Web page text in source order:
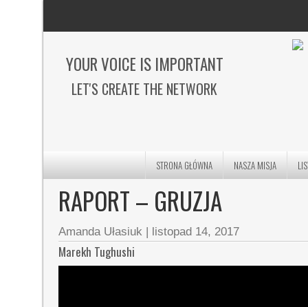
YOUR VOICE IS IMPORTANT
LET'S CREATE THE NETWORK
STRONA GŁÓWNA NASZA MISJA
RAPORT – GRUZJA
Amanda Ułasiuk | listopad 14, 2017
Marekh Tughushi